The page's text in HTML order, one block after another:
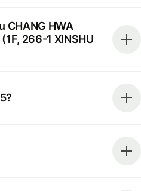
CHANG HWA
266-1 XINSHU